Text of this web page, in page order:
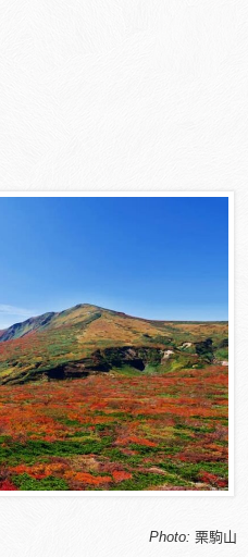
Photo: 栗駒山